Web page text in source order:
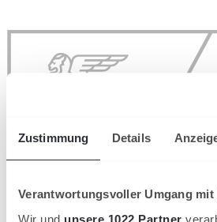
Zustimmung Details
Verantwortungsvoller Umgang mit
Wir und unsere 1022 Partner